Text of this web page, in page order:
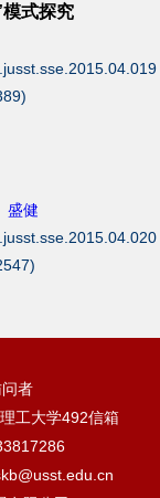
式探究
)
盛健
)
者
工大学492信箱